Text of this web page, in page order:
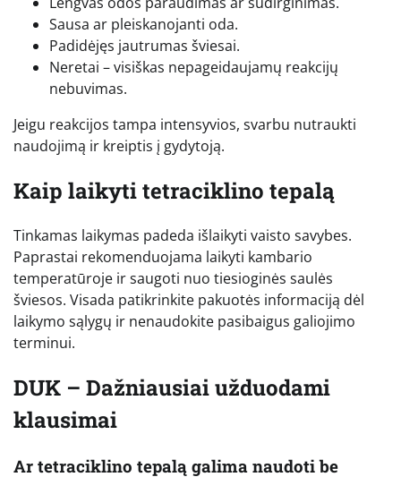
Sausa ar pleiskanojanti oda.
Padidėjęs jautrumas šviesai.
Neretai – visiškas nepageidaujamų reakcijų
nebuvimas.
Jeigu reakcijos tampa intensyvios, svarbu nutraukti
naudojimą ir kreiptis į gydytoją.
Kaip laikyti tetraciklino tepalą
Tinkamas laikymas padeda išlaikyti vaisto savybes.
Paprastai rekomenduojama laikyti kambario
temperatūroje ir saugoti nuo tiesioginės saulės
šviesos. Visada patikrinkite pakuotės informaciją dėl
laikymo sąlygų ir nenaudokite pasibaigus galiojimo
terminui.
DUK – Dažniausiai užduodami
klausimai
Ar tetraciklino tepalą galima naudoti be